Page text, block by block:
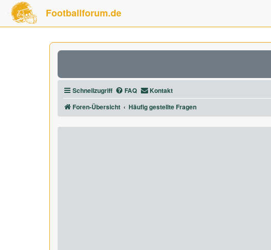
Footballforum.de
Schnellzugriff FAQ Kontakt
Foren-Übersicht
Häufig gestellte Fragen